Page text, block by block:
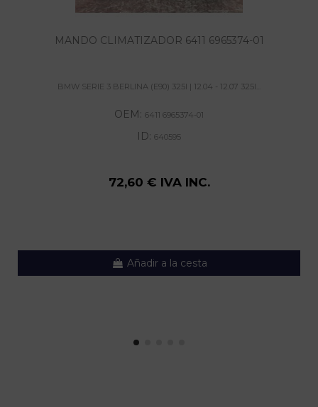
MANDO CLIMATIZADOR 6411 6965374-01
BMW SERIE 3 BERLINA (E90) 325I | 12.04 - 12.07 325I...
OEM: 6411 6965374-01
ID: 640595
72,60 € IVA INC.
Añadir a la cesta